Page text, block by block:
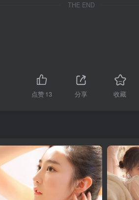
THE END
点赞13 分享 收藏